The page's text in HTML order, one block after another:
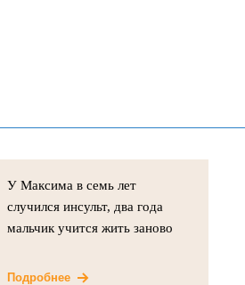
У Максима в семь лет
случился инсульт, два года
мальчик учится жить заново
Подробнее